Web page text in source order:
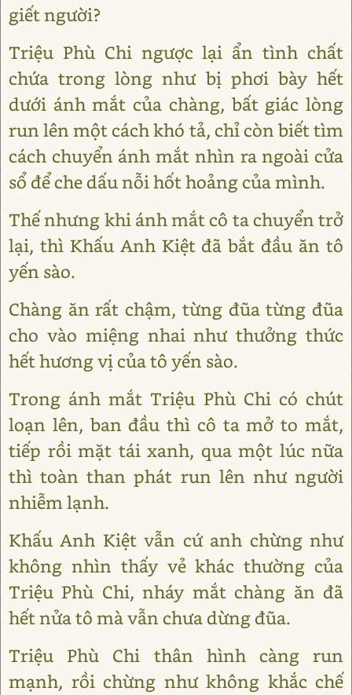
giết người?
Triệu Phù Chi ngược lại ẩn tình chất
chứa trong lòng như bị phơi bày hết
dưới ánh mắt của chàng, bất giác lòng
run lên một cách khó tả, chỉ còn biết tìm
cách chuyển ánh mắt nhìn ra ngoài cửa
sổ để che dấu nỗi hốt hoảng của mình.
Thế nhưng khi ánh mắt cô ta chuyển trở
lại, thì Khấu Anh Kiệt đã bắt đầu ăn tô
yến sào.
Chàng ăn rất chậm, từng đũa từng đũa
cho vào miệng nhai như thưởng thức
hết hương vị của tô yến sào.
Trong ánh mắt Triệu Phù Chi có chút
loạn lên, ban đầu thì cô ta mở to mắt,
tiếp rồi mặt tái xanh, qua một lúc nữa
thì toàn than phát run lên như người
nhiễm lạnh.
Khấu Anh Kiệt vẫn cứ anh chừng như
không nhìn thấy vẻ khác thường của
Triệu Phù Chi, nháy mắt chàng ăn đã
hết nửa tô mà vẫn chưa dừng đũa.
Triệu Phù Chi thân hình càng run
mạnh, rồi chừng như không khắc chế